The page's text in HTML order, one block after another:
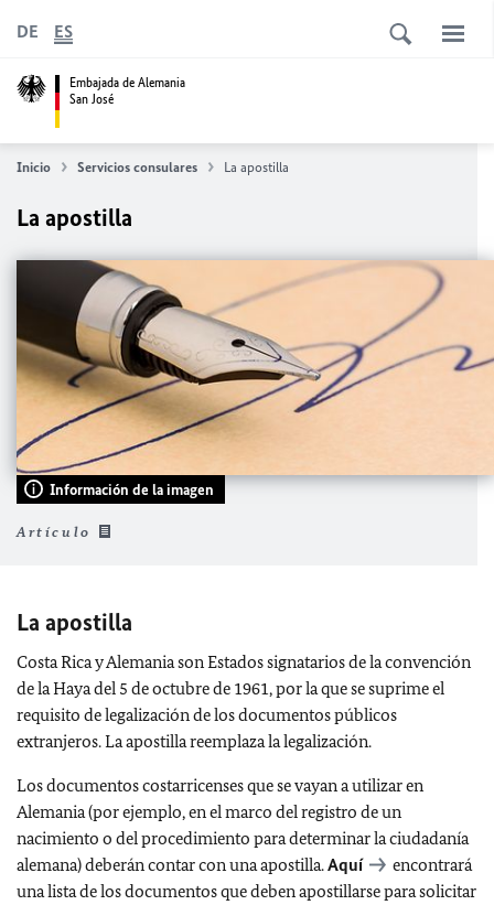
Embajada de Alemania
San José
DE ES
Inicio Servicios consulares La apostilla
La apostilla
Información de la imagen
Artículo
La apostilla
Costa Rica y Alemania son Estados signatarios de la convención
de la Haya del 5 de octubre de 1961, por la que se suprime el
requisito de legalización de los documentos públicos
extranjeros. La apostilla reemplaza la legalización.
Los documentos costarricenses que se vayan a utilizar en
Alemania (por ejemplo, en el marco del registro de un
nacimiento o del procedimiento para determinar la ciudadanía
alemana) deberán contar con una apostilla.Aquí
encontrará
una lista de los documentos que deben apostillarse para solicitar